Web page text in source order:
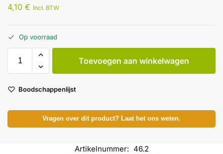
4,10 € Incl. BTW
Op voorraad
Toevoegen aan winkelwagen
Boodschappenlijst
Vragen over dit product? Laat het ons weten.
Artikelnummer: 46.2